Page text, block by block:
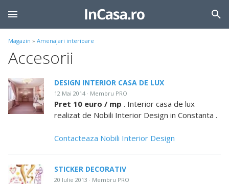
Magazin » Amenajari interioare
Accesorii
DESIGN INTERIOR CASA DE LUX
12 Mai 2014 · Membru PRO
Pret 10 euro / mp . Interior casa de lux
realizat de Nobili Interior Design in Constanta .
Contacteaza Nobili Interior Design
STICKER DECORATIV
20 Iulie 2013 · Membru PRO